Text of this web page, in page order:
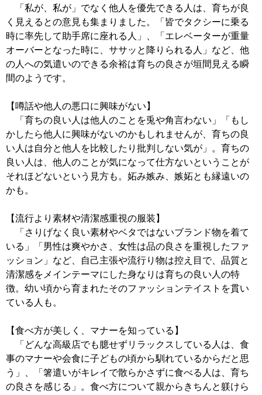
「私が、私が」でなく他人を優先できる人は、育ちが良
く見えるとの意見も集まりました。「皆でタクシーに乗る
時に率先して助手席に座れる人」、「エレベーターが重量
オーバーとなった時に、ササッと降りられる人」など、他
の人への気遣いのできる余裕は育ちの良さが垣間見える瞬
間のようです。
【噂話や他人の悪口に興味がない】
「育ちの良い人は他人のことを兎や角言わない」「もし
かしたら他人に興味がないのかもしれませんが、育ちの良
い人は自分と他人を比較したり批判しない気が」。育ちの
良い人は、他人のことが気になって仕方ないということが
それほどないという見方も。妬み嫉み、嫉妬とも縁遠いの
かも。
【流行より素材や清潔感重視の服装】
「さりげなく良い素材やベタではないブランド物を着て
いる」「男性は爽やかさ、女性は品の良さを重視したファ
ッション」など、自己主張や流行り物は控え目で、品質と
清潔感をメインテーマにした身なりは育ちの良い人の特
徴。幼い頃から育まれたそのファッションテイストを貫い
ている人も。
【食べ方が美しく、マナーを知っている】
「どんな高級店でも臆せずリラックスしている人は、食
事のマナーや会食に子どもの頃から馴れているからだと思
う」、「箸遣いがキレイで散らかさずに食べる人は、育ち
の良さを感じる」。食べ方について親からきちんと躾けら